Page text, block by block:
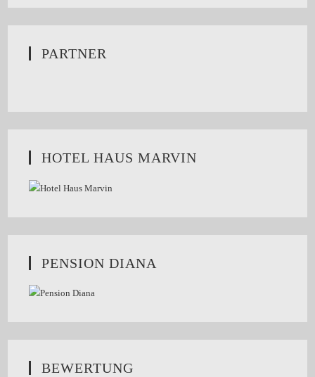
PARTNER
HOTEL HAUS MARVIN
PENSION DIANA
BEWERTUNG